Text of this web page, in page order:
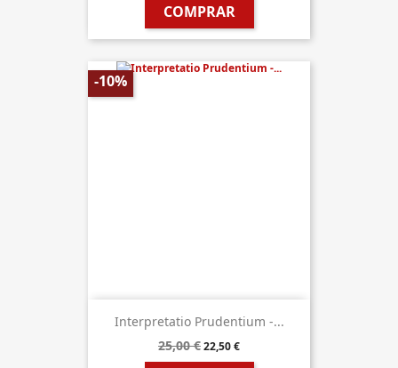
COMPRAR
Interpretatio Prudentium -...
25,00 €22,50 €
-10%